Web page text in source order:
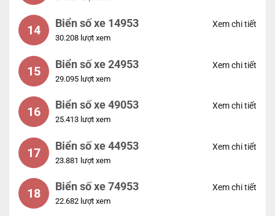
14 Biển số xe 14953
30.208 lượt xem
Xem chi tiết
15 Biển số xe 24953
29.095 lượt xem
Xem chi tiết
16 Biển số xe 49053
25.413 lượt xem
Xem chi tiết
17 Biển số xe 44953
23.881 lượt xem
Xem chi tiết
18 Biển số xe 74953
22.682 lượt xem
Xem chi tiết